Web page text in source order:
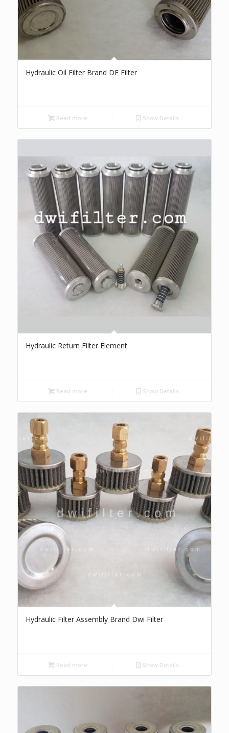
Hydraulic Oil Filter Brand DF Filter
Read more Show Details
Hydraulic Return Filter Element
Read more Show Details
Hydraulic Filter Assembly Brand Dwi Filter
Read more Show Details